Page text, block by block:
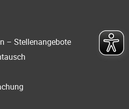
– Stellenangebote